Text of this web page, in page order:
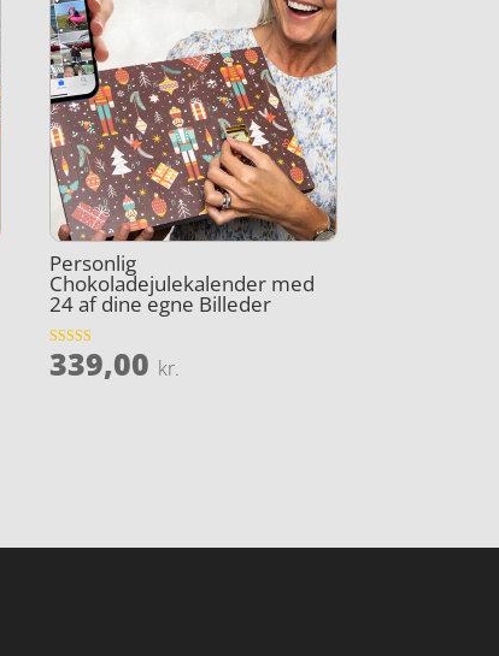
Personlig
Chokoladejulekalender med
24 af dine egne Billeder
Vurderet
4.2
339,00 kr.